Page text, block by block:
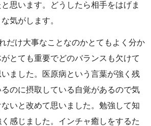
思います。どうしたら相手をはげま
気がします。
だけ大事なことなのかとてもよく分か
とても重要でどのバランスも欠けて
ました。医原病という言葉が強く残
のに摂取している自覚があるので気
いと改めて思いました。勉強して知
感じました。インチャ癒しをするた